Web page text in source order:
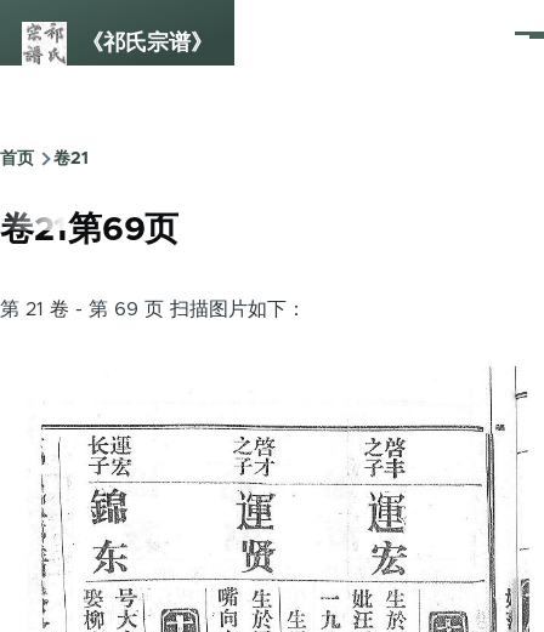
《祁氏宗谱》
菜
面
包
屑
首页 卷21
卷21第69页
第 21 卷 - 第 69 页 扫描图片如下：